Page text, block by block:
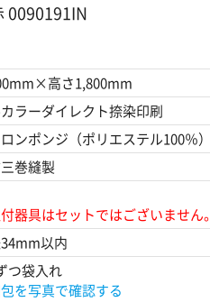
0090191IN
高さ1,800mm
ラーダイレクト捺染印刷
ンポンジ（ポリエステル100％）
巻縫製
器具はセットではございません。
以内
つ袋入れ
を写真で確認する